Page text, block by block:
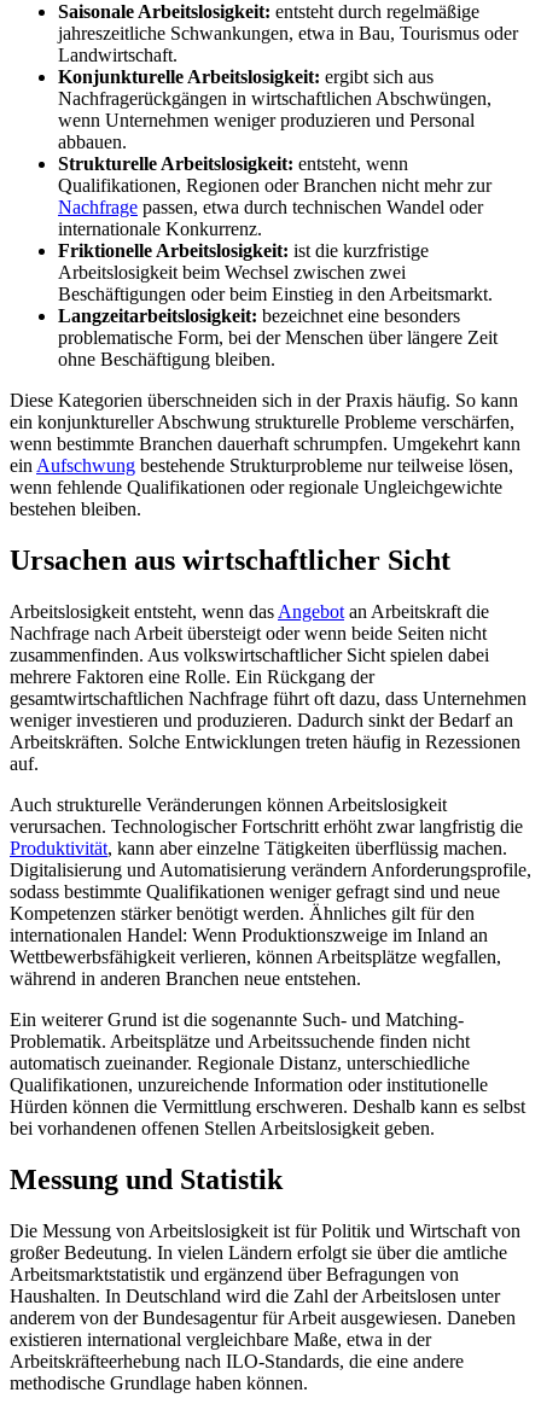
Saisonale Arbeitslosigkeit: entsteht durch regelmäßige
jahreszeitliche Schwankungen, etwa in Bau, Tourismus oder
Landwirtschaft.
Konjunkturelle Arbeitslosigkeit: ergibt sich aus
Nachfragerückgängen in wirtschaftlichen Abschwüngen,
wenn Unternehmen weniger produzieren und Personal
abbauen.
Strukturelle Arbeitslosigkeit: entsteht, wenn
Qualifikationen, Regionen oder Branchen nicht mehr zur
Nachfrage passen, etwa durch technischen Wandel oder
internationale Konkurrenz.
Friktionelle Arbeitslosigkeit: ist die kurzfristige
Arbeitslosigkeit beim Wechsel zwischen zwei
Beschäftigungen oder beim Einstieg in den Arbeitsmarkt.
Langzeitarbeitslosigkeit: bezeichnet eine besonders
problematische Form, bei der Menschen über längere Zeit
ohne Beschäftigung bleiben.
Diese Kategorien überschneiden sich in der Praxis häufig. So kann
ein konjunktureller Abschwung strukturelle Probleme verschärfen,
wenn bestimmte Branchen dauerhaft schrumpfen. Umgekehrt kann
ein Aufschwung bestehende Strukturprobleme nur teilweise lösen,
wenn fehlende Qualifikationen oder regionale Ungleichgewichte
bestehen bleiben.
Ursachen aus wirtschaftlicher Sicht
Arbeitslosigkeit entsteht, wenn das Angebot an Arbeitskraft die
Nachfrage nach Arbeit übersteigt oder wenn beide Seiten nicht
zusammenfinden. Aus volkswirtschaftlicher Sicht spielen dabei
mehrere Faktoren eine Rolle. Ein Rückgang der
gesamtwirtschaftlichen Nachfrage führt oft dazu, dass Unternehmen
weniger investieren und produzieren. Dadurch sinkt der Bedarf an
Arbeitskräften. Solche Entwicklungen treten häufig in Rezessionen
auf.
Auch strukturelle Veränderungen können Arbeitslosigkeit
verursachen. Technologischer Fortschritt erhöht zwar langfristig die
Produktivität, kann aber einzelne Tätigkeiten überflüssig machen.
Digitalisierung und Automatisierung verändern Anforderungsprofile,
sodass bestimmte Qualifikationen weniger gefragt sind und neue
Kompetenzen stärker benötigt werden. Ähnliches gilt für den
internationalen Handel: Wenn Produktionszweige im Inland an
Wettbewerbsfähigkeit verlieren, können Arbeitsplätze wegfallen,
während in anderen Branchen neue entstehen.
Ein weiterer Grund ist die sogenannte Such- und Matching-
Problematik. Arbeitsplätze und Arbeitssuchende finden nicht
automatisch zueinander. Regionale Distanz, unterschiedliche
Qualifikationen, unzureichende Information oder institutionelle
Hürden können die Vermittlung erschweren. Deshalb kann es selbst
bei vorhandenen offenen Stellen Arbeitslosigkeit geben.
Messung und Statistik
Die Messung von Arbeitslosigkeit ist für Politik und Wirtschaft von
großer Bedeutung. In vielen Ländern erfolgt sie über die amtliche
Arbeitsmarktstatistik und ergänzend über Befragungen von
Haushalten. In Deutschland wird die Zahl der Arbeitslosen unter
anderem von der Bundesagentur für Arbeit ausgewiesen. Daneben
existieren international vergleichbare Maße, etwa in der
Arbeitskräfteerhebung nach ILO-Standards, die eine andere
methodische Grundlage haben können.